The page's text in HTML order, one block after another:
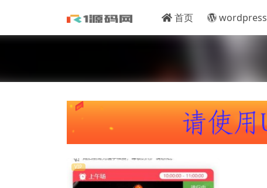
首页 wordpress
VIP